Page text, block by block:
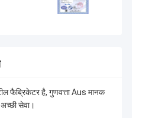
फैब्रिकेटर है, गुणवत्ता Aus मानक
सेवा।